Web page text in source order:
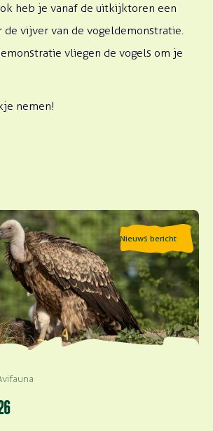
heb je vanaf de uitkijktoren een
de vijver van de vogeldemonstratie.
vliegen de vogels om je
nemen!
Nieuws bericht
2026